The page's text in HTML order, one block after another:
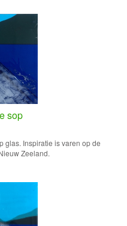
sop
glas. Inspiratie is varen op de
Zeeland.